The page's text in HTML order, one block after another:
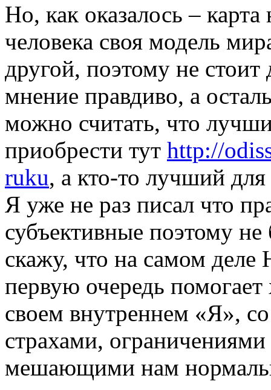
Но, как оказалось –
человека своя модель
другой, поэтому не
мнение правдиво, а
можно считать, что
приобрести тут http://
ruku, а кто-то лучший
Я уже не раз писал что
субъективные поэтому не
скажу, что на самом деле
первую очередь помогает
своем внутреннем «Я»,
страхами,
мешающими нам